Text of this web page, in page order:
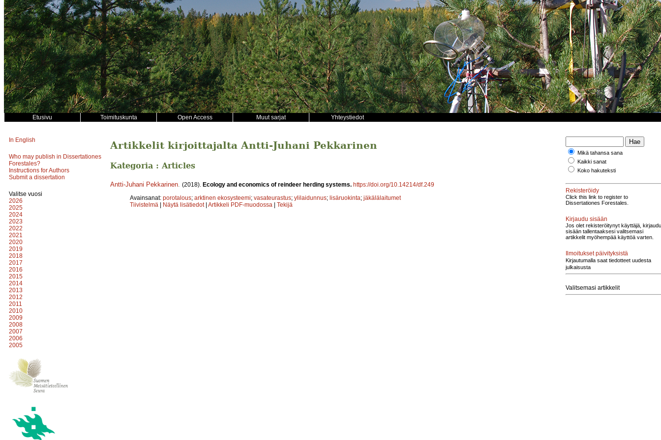
Etusivu Toimituskunta Open Access Muut sarjat Yhteystiedot
In English
Who may publish in Dissertationes
Forestales?
Instructions for Authors
Submit a dissertation
Valitse vuosi
2026
2025
2024
2023
2022
2021
2020
2019
2018
2017
2016
2015
2014
2013
2012
2011
2010
2009
2008
2007
2006
2005
Artikkelit kirjoittajalta Antti-Juhani Pekkarinen
Kategoria : Articles
Antti-Juhani Pekkarinen (2018). Ecology and economics of reindeer herding systems. https://doi.org/10.14214/df.249
Avainsanat: porotalous; arktinen ekosysteemi; vasateurastus; ylilaidunnus; lisäruokinta; jäkälälaitumet
Tiivistelmä | Näytä lisätiedot | Artikkeli PDF-muodossa | Tekijä
Mikä tahansa sana
Kaikki sanat
Koko hakuteksti
Rekisteröidy
Click this link to register to
Dissertationes Forestales.
Kirjaudu sisään
Jos olet rekisteröitynyt käyttäjä, kirjaudu
sisään tallentaaksesi valitsemasi
artikkelit myöhempää käyttöä varten.
Ilmoitukset päivityksistä
Kirjautumalla saat tiedotteet uudesta
julkaisusta
Valitsemasi artikkelit